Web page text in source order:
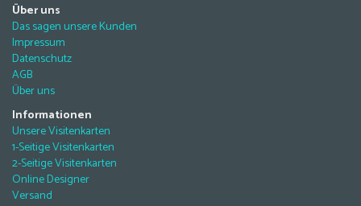
Über uns
Das sagen unsere Kunden
Impressum
Datenschutz
AGB
Über uns
Informationen
Unsere Visitenkarten
1-Seitige Visitenkarten
2-Seitige Visitenkarten
Online Designer
Versand